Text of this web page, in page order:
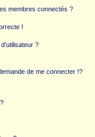
membres connectés ?
!
?
de me connecter !?